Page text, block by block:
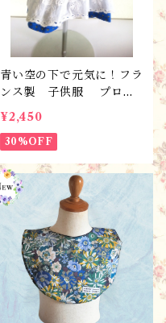
青い空の下で元気に！フラ
ンス製 子供服 プロヴ
ァンスプリント・スカー
ト・シエル /90サイズ完
成品・１点限り/ギフトに
¥2,450
30%OFF